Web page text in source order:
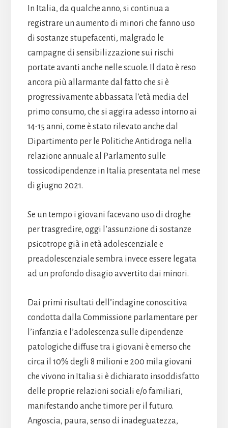
In Italia, da qualche anno, si continua a
registrare un aumento di minori che fanno uso
di sostanze stupefacenti, malgrado le
campagne di sensibilizzazione sui rischi
portate avanti anche nelle scuole. Il dato è reso
ancora più allarmante dal fatto che si è
progressivamente abbassata l’età media del
primo consumo, che si aggira adesso intorno ai
14-15 anni, come è stato rilevato anche dal
Dipartimento per le Politiche Antidroga nella
relazione annuale al Parlamento sulle
tossicodipendenze in Italia presentata nel mese
di giugno 2021.
Se un tempo i giovani facevano uso di droghe
per trasgredire, oggi l’assunzione di sostanze
psicotrope già in età adolescenziale e
preadolescenziale sembra invece essere legata
ad un profondo disagio avvertito dai minori.
Dai primi risultati dell’indagine conoscitiva
condotta dalla Commissione parlamentare per
l’infanzia e l’adolescenza sulle dipendenze
patologiche diffuse tra i giovani è emerso che
circa il 10% degli 8 milioni e 200 mila giovani
che vivono in Italia si è dichiarato insoddisfatto
delle proprie relazioni sociali e/o familiari,
manifestando anche timore per il futuro.
Angoscia, paura, senso di inadeguatezza,